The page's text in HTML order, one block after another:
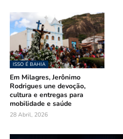
ISSO É BAHIA
Em Milagres, Jerônimo
Rodrigues une devoção,
cultura e entregas para
mobilidade e saúde
28 Abril, 2026